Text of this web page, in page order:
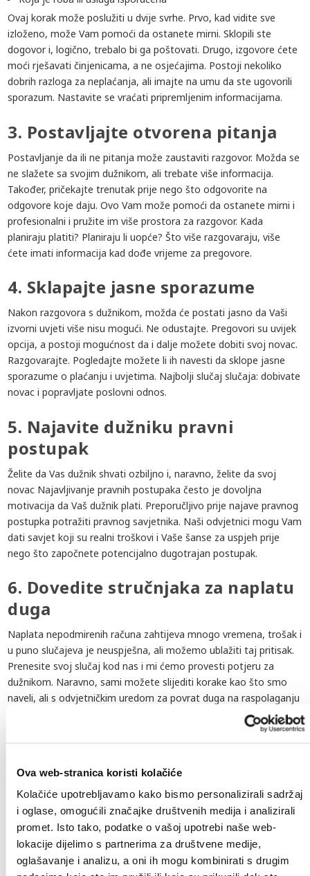
Ova web-stranica koristi kolačiće
Kolačiće upotrebljavamo kako bismo personalizirali sadržaj
i oglase, omogućili značajke društvenih medija i analizirali
promet. Isto tako, podatke o vašoj upotrebi naše web-
lokacije dijelimo s partnerima za društvene medije,
oglašavanje i analizu, a oni ih mogu kombinirati s drugim
Ovaj korak može poslužiti u dvije svrhe. Prvo, kad vidite sve
izloženo, može Vam pomoći da ostanete mirni. Sklopili ste
dogovor i, logično, trebalo bi ga poštovati. Drugo, izgovore ćete
moći rješavati činjenicama, a ne osjećajima. Postoji nekoliko
dobrih razloga za neplaćanja, ali imajte na umu da ste ugovorili
sporazum. Nastavite se vraćati pripremljenim informacijama.
3. Postavljajte otvorena pitanja
Postavljanje da ili ne pitanja može zaustaviti razgovor. Možda se
ne slažete sa svojim dužnikom, ali trebate više informacija.
Također, pričekajte trenutak prije nego što odgovorite na
odgovore koje daju. Ovo Vam može pomoći da ostanete mirni i
profesionalni i pružite im više prostora za razgovor. Kada
planiraju platiti? Planiraju li uopće? Što više razgovaraju, više
ćete imati informacija kad dođe vrijeme za pregovore.
4. Sklapajte jasne sporazume
Nakon razgovora s dužnikom, možda će postati jasno da Vaši
izvorni uvjeti više nisu mogući. Ne odustajte. Pregovori su uvijek
opcija, a postoji mogućnost da i dalje možete dobiti svoj novac.
Razgovarajte. Pogledajte možete li ih navesti da sklope jasne
sporazume o plaćanju i uvjetima. Najbolji slučaj slučaja: dobivate
novac i popravljate poslovni odnos.
5. Najavite dužniku pravni
postupak
Želite da Vas dužnik shvati ozbiljno i, naravno, želite da svoj
novac Najavljivanje pravnih postupaka često je dovoljna
motivacija da Vaš dužnik plati. Preporučljivo prije najave pravnog
postupka potražiti pravnog savjetnika. Naši odvjetnici mogu Vam
dati savjet koji su realni troškovi i Vaše šanse za uspjeh prije
nego što započnete potencijalno dugotrajan postupak.
6. Dovedite stručnjaka za naplatu
duga
Naplata nepodmirenih računa zahtijeva mnogo vremena, trošak i
u puno slučajeva je neuspješna, ali možemo ublažiti taj pritisak.
Prenesite svoj slučaj kod nas i mi ćemo provesti potjeru za
dužnikom. Naravno, sami možete slijediti korake kao što smo
naveli, ali s odvjetničkim uredom za povrat duga na raspolaganju
imamo više alata, posebno poznavanje zakona, kako bismo
osigurali da smo uspješni i da Vam vratimo novac – brzo.
Savjetovanje bez obaveze